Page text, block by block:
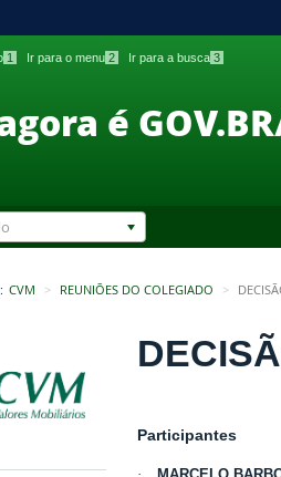
1 Ir para o menu 2 Ir para a busca 3
é
CVM REUNIÕES DO COLEGIADO
Participantes